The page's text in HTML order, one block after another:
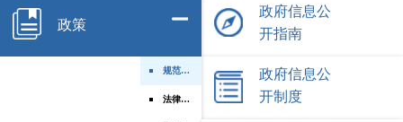
政策
规范性文件
法律法规
政府信息公
开指南
政府信息公
开制度